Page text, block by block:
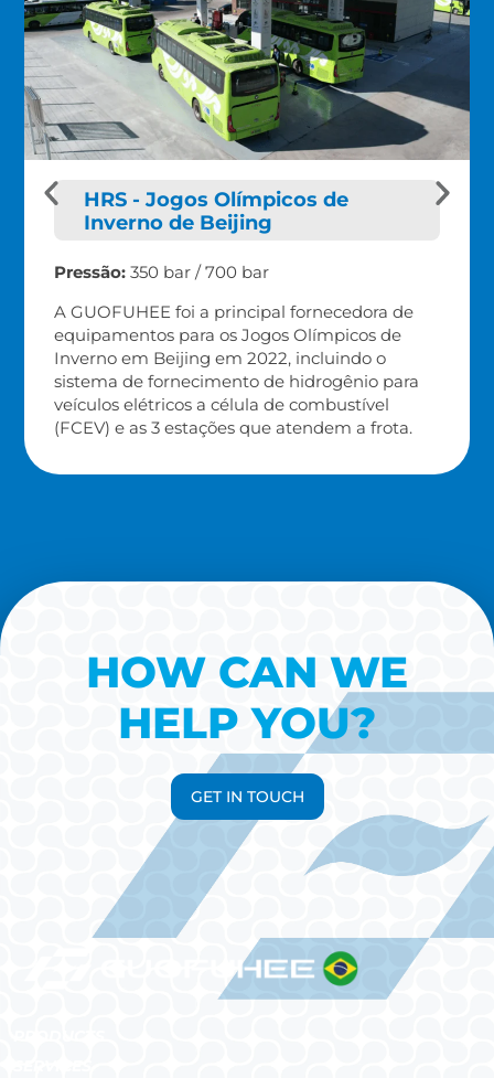
HRS - Jogos Olímpicos de
Inverno de Beijing
Pressão: 350 bar / 700 bar
A GUOFUHEE foi a principal fornecedora de
equipamentos para os Jogos Olímpicos de
Inverno em Beijing em 2022, incluindo o
sistema de fornecimento de hidrogênio para
veículos elétricos a célula de combustível
(FCEV) e as 3 estações que atendem a frota.
HOW CAN WE
HELP YOU?
GET IN TOUCH